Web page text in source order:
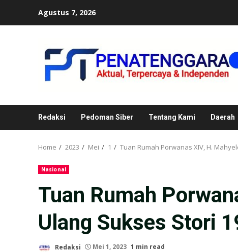
Agustus 7, 2026
Redaksi Pedoman Siber Tentang Kami Daerah
Home 2023 Mei 1 Tuan Rumah Porwanas XIV, H.
Nasional
Tuan Rumah
Ulang Sukses Stori
Redaksi Mei 1, 2023 1 min read